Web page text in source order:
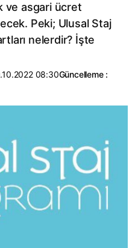
ve asgari ücret
Peki; Ulusal Staj
nelerdir? İşte
08:30Güncelleme :